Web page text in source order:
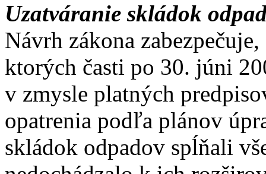
Uzatváranie skládok
Návrh zákona
ktorých časti po 30. júni
v zmysle platných
opatrenia podľa plánov
skládok odpadov spĺňali